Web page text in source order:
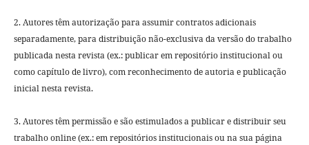
2. Autores têm autorização para assumir contratos adicionais
separadamente, para distribuição não-exclusiva da versão do trabalho
publicada nesta revista (ex.: publicar em repositório institucional ou
como capítulo de livro), com reconhecimento de autoria e publicação
inicial nesta revista.
3. Autores têm permissão e são estimulados a publicar e distribuir seu
trabalho online (ex.: em repositórios institucionais ou na sua página